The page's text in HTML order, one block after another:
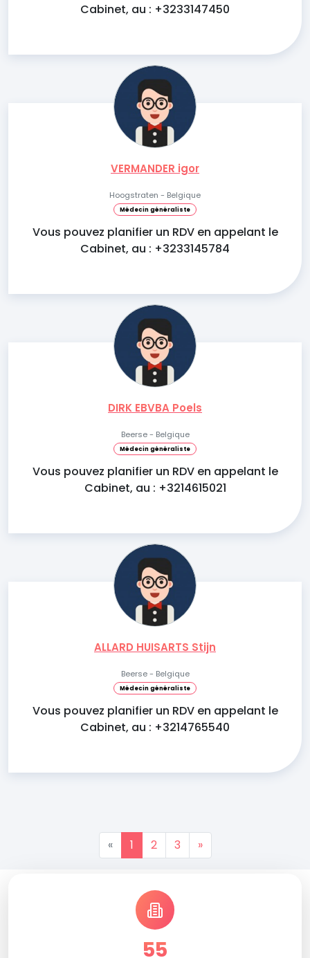
Cabinet, au : +3233147450
VERMANDER igor
Hoogstraten - Belgique
Médecin généraliste
Vous pouvez planifier un RDV en appelant le
Cabinet, au : +3233145784
DIRK EBVBA Poels
Beerse - Belgique
Médecin généraliste
Vous pouvez planifier un RDV en appelant le
Cabinet, au : +3214615021
ALLARD HUISARTS Stijn
Beerse - Belgique
Médecin généraliste
Vous pouvez planifier un RDV en appelant le
Cabinet, au : +3214765540
« 1 2 3 »
55